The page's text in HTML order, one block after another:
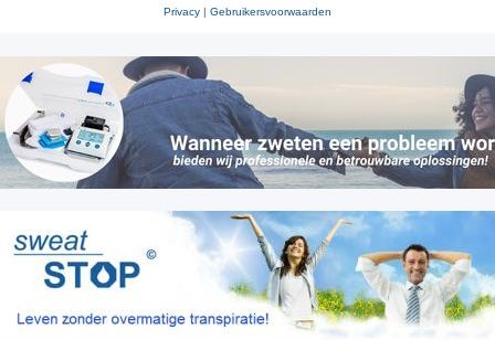
Privacy | Gebruikersvoorwaarden